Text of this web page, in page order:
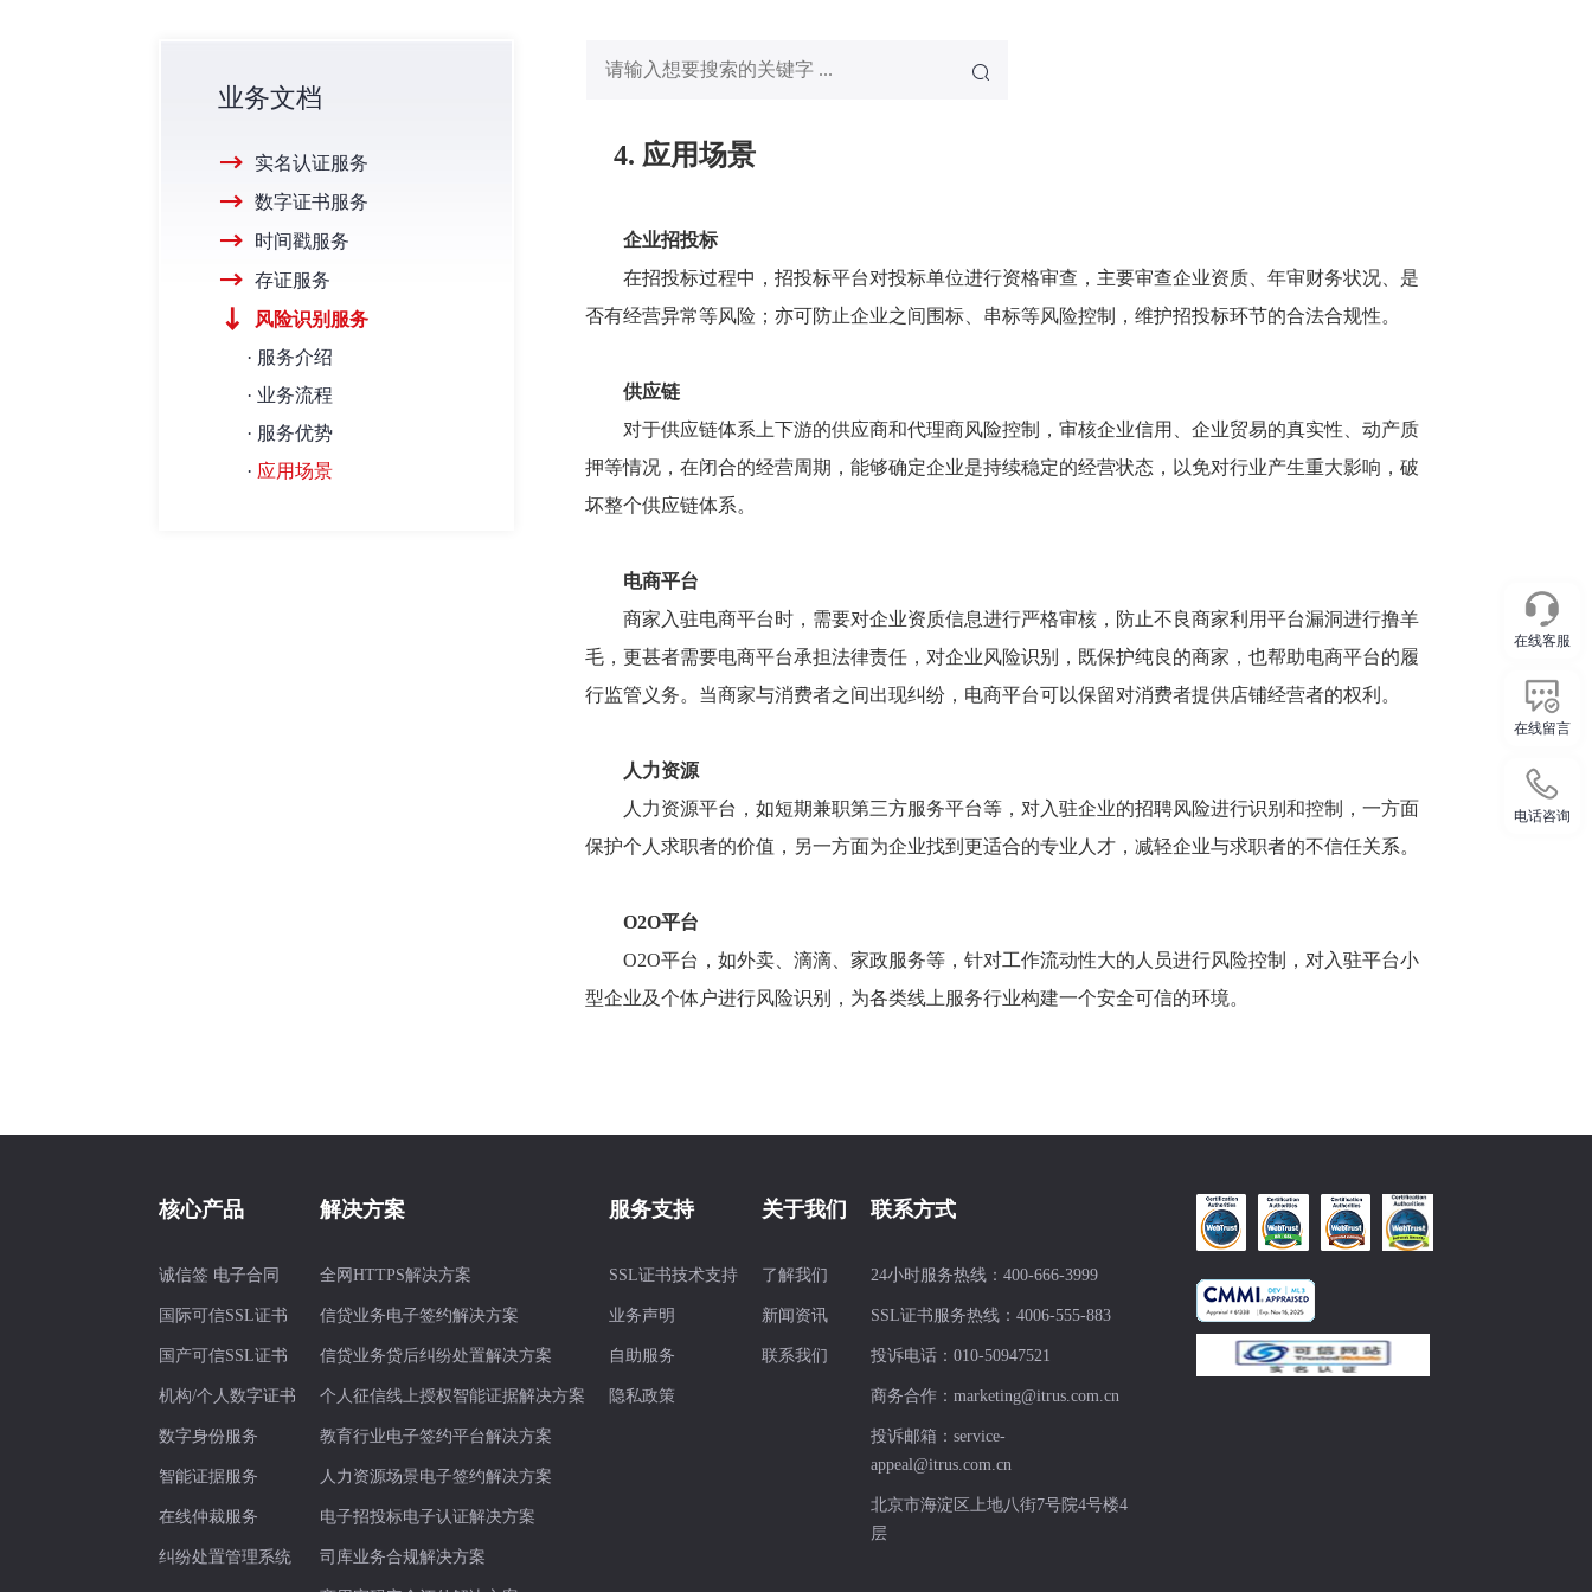
业务文档
实名认证服务
数字证书服务
时间戳服务
存证服务
风险识别服务
· 服务介绍
· 业务流程
· 服务优势
· 应用场景
4. 应用场景
企业招投标
在招投标过程中，招投标平台对投标单位进行资格审查，主要审查企业资质、年审财务状况、是
否有经营异常等风险；亦可防止企业之间围标、串标等风险控制，维护招投标环节的合法合规性。
供应链
对于供应链体系上下游的供应商和代理商风险控制，审核企业信用、企业贸易的真实性、动产质
押等情况，在闭合的经营周期，能够确定企业是持续稳定的经营状态，以免对行业产生重大影响，破
坏整个供应链体系。
电商平台
商家入驻电商平台时，需要对企业资质信息进行严格审核，防止不良商家利用平台漏洞进行撸羊
毛，更甚者需要电商平台承担法律责任，对企业风险识别，既保护纯良的商家，也帮助电商平台的履
行监管义务。当商家与消费者之间出现纠纷，电商平台可以保留对消费者提供店铺经营者的权利。
人力资源
人力资源平台，如短期兼职第三方服务平台等，对入驻企业的招聘风险进行识别和控制，一方面
保护个人求职者的价值，另一方面为企业找到更适合的专业人才，减轻企业与求职者的不信任关系。
O2O平台
O2O平台，如外卖、滴滴、家政服务等，针对工作流动性大的人员进行风险控制，对入驻平台小
型企业及个体户进行风险识别，为各类线上服务行业构建一个安全可信的环境。
核心产品
诚信签 电子合同
国际可信SSL证书
国产可信SSL证书
机构/个人数字证书
数字身份服务
智能证据服务
在线仲裁服务
纠纷处置管理系统
解决方案
全网HTTPS解决方案
信贷业务电子签约解决方案
信贷业务贷后纠纷处置解决方案
个人征信线上授权智能证据解决方案
教育行业电子签约平台解决方案
人力资源场景电子签约解决方案
电子招投标电子认证解决方案
司库业务合规解决方案
服务支持
SSL证书技术支持
业务声明
自助服务
隐私政策
关于我们
了解我们
新闻资讯
联系我们
联系方式
24小时服务热线：400-666-3999
SSL证书服务热线：4006-555-883
投诉电话：010-50947521
商务合作：marketing@itrus.com.cn
投诉邮箱：service-
appeal@itrus.com.cn
北京市海淀区上地八街7号院4号楼4
层
在线客服
在线留言
电话咨询